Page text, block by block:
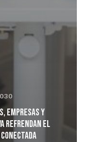
empresas y
refrendan el